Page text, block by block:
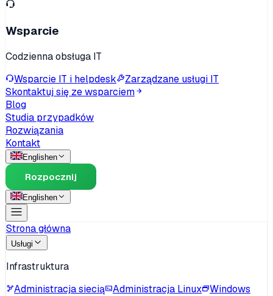
Wsparcie
Codzienna obsługa IT
Wsparcie IT i helpdesk
Zarządzane usługi IT
Skontaktuj się ze wsparciem
Blog
Studia przypadków
Rozwiązania
Kontakt
Englishen
Rozpocznij
Englishen
Strona główna
Usługi
Infrastruktura
Administracja siecią
Administracja Linux
Windows